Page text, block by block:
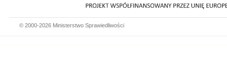
© 2000-2026 Ministerstwo Sprawiedliwości